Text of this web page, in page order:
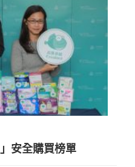
安全購買榜單